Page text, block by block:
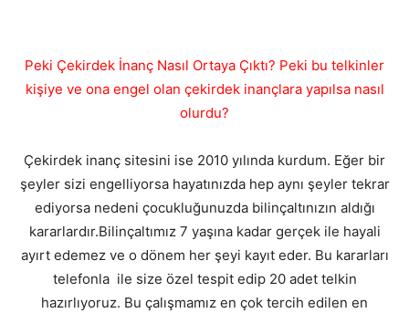
Peki Çekirdek İnanç Nasıl Ortaya Çıktı? Peki bu telkinler
kişiye ve ona engel olan çekirdek inançlara yapılsa nasıl
olurdu?
Çekirdek inanç sitesini ise 2010 yılında kurdum. Eğer bir
şeyler sizi engelliyorsa hayatınızda hep aynı şeyler tekrar
ediyorsa nedeni çocukluğunuzda bilinçaltınızın aldığı
kararlardır.Bilinçaltımız 7 yaşına kadar gerçek ile hayali
ayırt edemez ve o dönem her şeyi kayıt eder. Bu kararları
telefonla ile size özel tespit edip 20 adet telkin
hazırlıyoruz. Bu çalışmamız en çok tercih edilen en